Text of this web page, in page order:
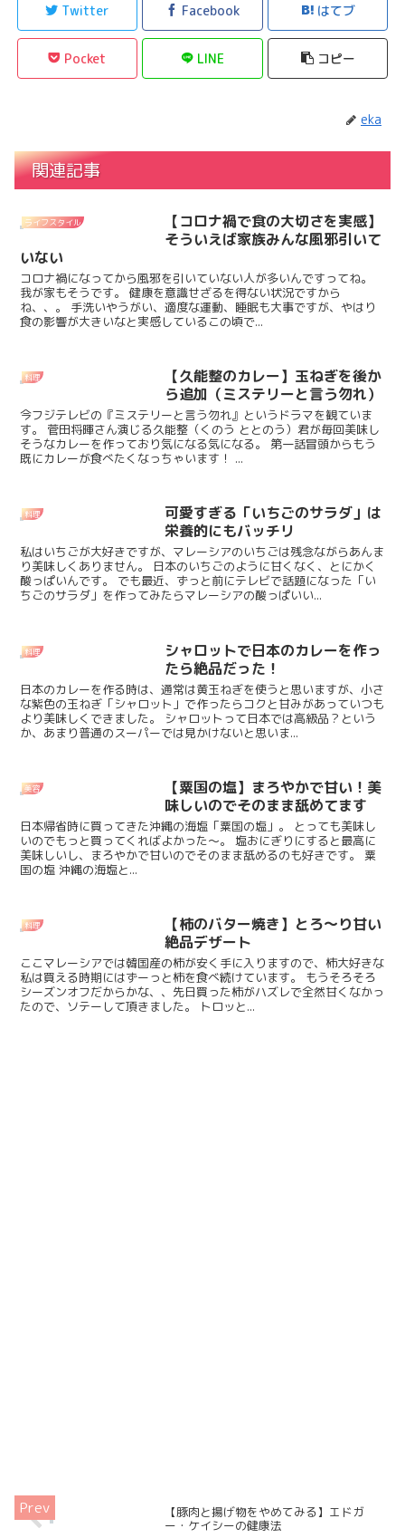
Twitter Facebook はてブ
Pocket LINE コピー
eka
関連記事
ライフスタイル
【コロナ禍で食の大切さを実感】
そういえば家族みんな風邪引いて
いない
コロナ禍になってから風邪を引いていない人が多いんですってね。
我が家もそうです。 健康を意識せざるを得ない状況ですから
ね、、。 手洗いやうがい、適度な運動、睡眠も大事ですが、やはり
食の影響が大きいなと実感しているこの頃で...
料理
【久能整のカレー】玉ねぎを後か
ら追加（ミステリーと言う勿れ）
今フジテレビの『ミステリーと言う勿れ』というドラマを観ていま
す。 菅田将暉さん演じる久能整（くのう ととのう）君が毎回美味し
そうなカレーを作っており気になる気になる。 第一話冒頭からもう
既にカレーが食べたくなっちゃいます！ ...
料理
可愛すぎる「いちごのサラダ」は
栄養的にもバッチリ
私はいちごが大好きですが、マレーシアのいちごは残念ながらあんま
り美味しくありません。 日本のいちごのように甘くなく、とにかく
酸っぱいんです。 でも最近、ずっと前にテレビで話題になった「い
ちごのサラダ」を作ってみたらマレーシアの酸っぱいい...
料理
シャロットで日本のカレーを作っ
たら絶品だった！
日本のカレーを作る時は、通常は黄玉ねぎを使うと思いますが、小さ
な紫色の玉ねぎ「シャロット」で作ったらコクと甘みがあっていつも
より美味しくできました。 シャロットって日本では高級品？という
か、あまり普通のスーパーでは見かけないと思いま...
美容
【粟国の塩】まろやかで甘い！美
味しいのでそのまま舐めてます
日本帰省時に買ってきた沖縄の海塩「粟国の塩」。 とっても美味し
いのでもっと買ってくればよかった〜。 塩おにぎりにすると最高に
美味しいし、まろやかで甘いのでそのまま舐めるのも好きです。 粟
国の塩 沖縄の海塩と...
料理
【柿のバター焼き】とろ～り甘い
絶品デザート
ここマレーシアでは韓国産の柿が安く手に入りますので、柿大好きな
私は買える時期にはずーっと柿を食べ続けています。 もうそろそろ
シーズンオフだからかな、、先日買った柿がハズレで全然甘くなかっ
たので、ソテーして頂きました。 トロッと...
【豚肉と揚げ物をやめてみる】エドガ
ー・ケイシーの健康法